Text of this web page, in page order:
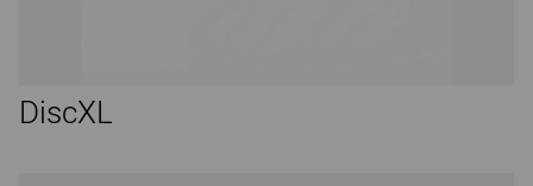
DiscXL